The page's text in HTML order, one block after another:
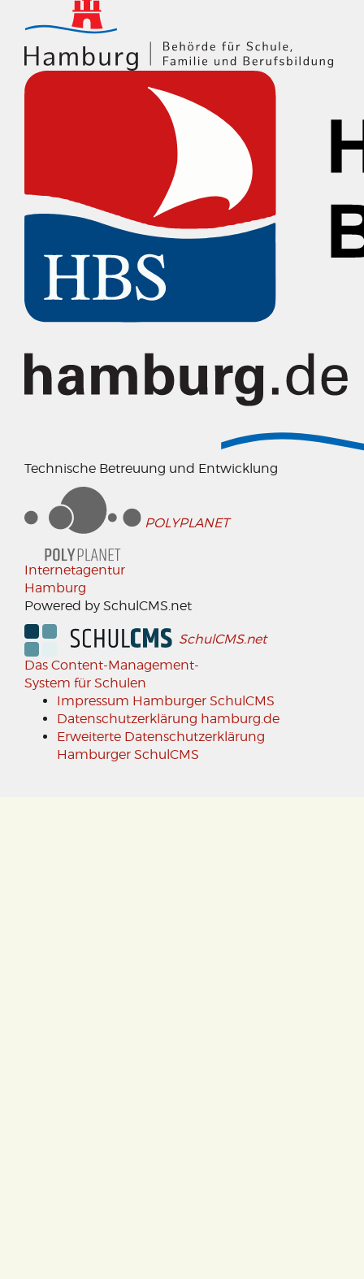
Technische Betreuung und Entwicklung
POLYPLANET
Internetagentur
Hamburg
Powered by SchulCMS.net
SchulCMS.net
Das Content-Management-
System für Schulen
Impressum Hamburger SchulCMS
Datenschutzerklärung hamburg.de
Erweiterte Datenschutzerklärung
Hamburger SchulCMS